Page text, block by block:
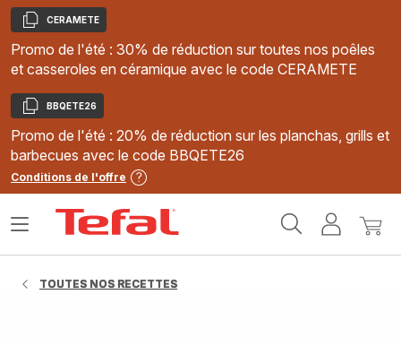
Copier
CERAMETE
Promo de l'été : 30% de réduction sur toutes nos poêles
et casseroles en céramique avec le code CERAMETE
Copier
BBQETE26
Promo de l'été : 20% de réduction sur les planchas, grills et
barbecues avec le code BBQETE26
Conditions de l'offre
MonMon
Ouvrir
TOUTES NOS RECETTES